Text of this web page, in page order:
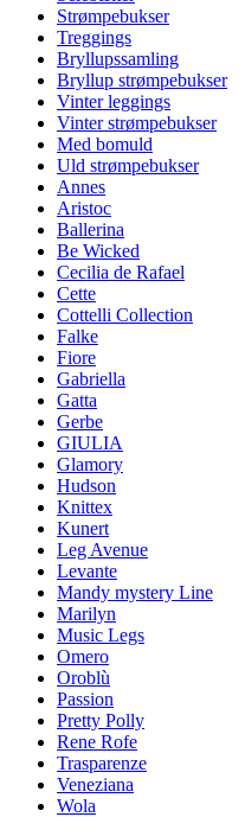
Strømpebukser
Treggings
Bryllupssamling
Bryllup strømpebukser
Vinter leggings
Vinter strømpebukser
Med bomuld
Uld strømpebukser
Annes
Aristoc
Ballerina
Be Wicked
Cecilia de Rafael
Cette
Cottelli Collection
Falke
Fiore
Gabriella
Gatta
Gerbe
GIULIA
Glamory
Hudson
Knittex
Kunert
Leg Avenue
Levante
Mandy mystery Line
Marilyn
Music Legs
Omero
Oroblù
Passion
Pretty Polly
Rene Rofe
Trasparenze
Veneziana
Wola